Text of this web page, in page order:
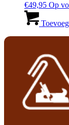
€49,95 Op